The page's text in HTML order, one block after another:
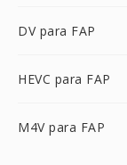
DV para FAP
HEVC para FAP
M4V para FAP